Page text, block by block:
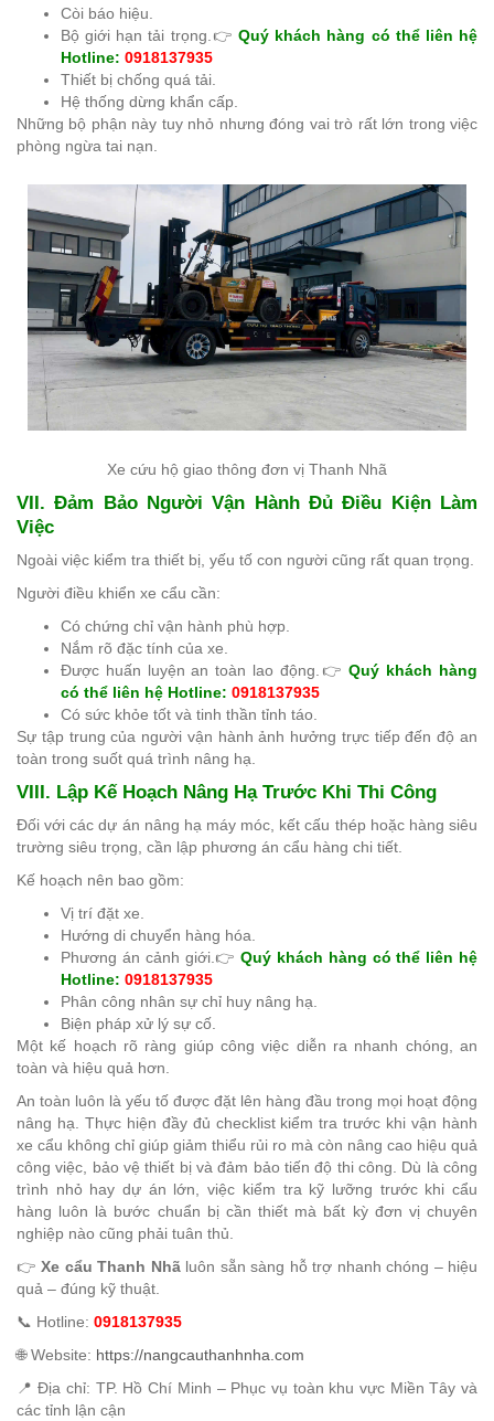
Còi báo hiệu.
Bộ giới hạn tải trọng.👉Quý khách hàng có thể liên hệ
Hotline: 0918137935
Thiết bị chống quá tải.
Hệ thống dừng khẩn cấp.
Những bộ phận này tuy nhỏ nhưng đóng vai trò rất lớn trong việc
phòng ngừa tai nạn.
Xe cứu hộ giao thông đơn vị Thanh Nhã
VII. Đảm Bảo Người Vận Hành Đủ Điều Kiện Làm
Việc
Ngoài việc kiểm tra thiết bị, yếu tố con người cũng rất quan trọng.
Người điều khiển xe cẩu cần:
Có chứng chỉ vận hành phù hợp.
Nắm rõ đặc tính của xe.
Được huấn luyện an toàn lao động.👉Quý khách hàng
có thể liên hệ Hotline: 0918137935
Có sức khỏe tốt và tinh thần tỉnh táo.
Sự tập trung của người vận hành ảnh hưởng trực tiếp đến độ an
toàn trong suốt quá trình nâng hạ.
VIII. Lập Kế Hoạch Nâng Hạ Trước Khi Thi Công
Đối với các dự án nâng hạ máy móc, kết cấu thép hoặc hàng siêu
trường siêu trọng, cần lập phương án cẩu hàng chi tiết.
Kế hoạch nên bao gồm:
Vị trí đặt xe.
Hướng di chuyển hàng hóa.
Phương án cảnh giới.👉 Quý khách hàng có thể liên hệ
Hotline: 0918137935
Phân công nhân sự chỉ huy nâng hạ.
Biện pháp xử lý sự cố.
Một kế hoạch rõ ràng giúp công việc diễn ra nhanh chóng, an
toàn và hiệu quả hơn.
An toàn luôn là yếu tố được đặt lên hàng đầu trong mọi hoạt động
nâng hạ. Thực hiện đầy đủ checklist kiểm tra trước khi vận hành
xe cẩu không chỉ giúp giảm thiểu rủi ro mà còn nâng cao hiệu quả
công việc, bảo vệ thiết bị và đảm bảo tiến độ thi công. Dù là công
trình nhỏ hay dự án lớn, việc kiểm tra kỹ lưỡng trước khi cẩu
hàng luôn là bước chuẩn bị cần thiết mà bất kỳ đơn vị chuyên
nghiệp nào cũng phải tuân thủ.
👉 Xe cẩu Thanh Nhãluôn sẵn sàng hỗ trợ nhanh chóng – hiệu
quả – đúng kỹ thuật.
📞 Hotline: 0918137935
🌐 Website: https://nangcauthanhnha.com
📍 Địa chỉ: TP. Hồ Chí Minh – Phục vụ toàn khu vực Miền Tây và
các tỉnh lận cận